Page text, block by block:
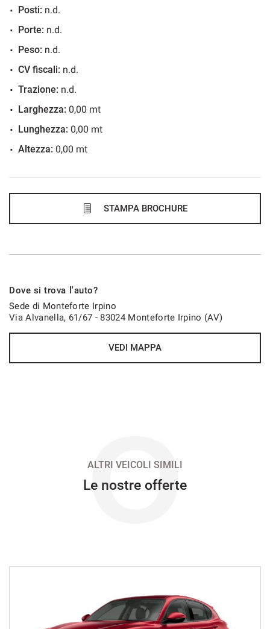
36 Mesi
798€/mese
48 Mesi
816€/mese
48 Mesi
845€/mese
919€/mese
Posti: n.d.
Porte: n.d.
Peso: n.d.
CV fiscali: n.d.
Trazione: n.d.
Larghezza: 0,00 mt
Lunghezza: 0,00 mt
Altezza: 0,00 mt
STAMPA BROCHURE
Dove si trova l'auto?
Sede di Monteforte Irpino
Via Alvanella, 61/67 - 83024 Monteforte Irpino (AV)
VEDI MAPPA
O
ALTRI VEICOLI SIMILI
Le nostre offerte